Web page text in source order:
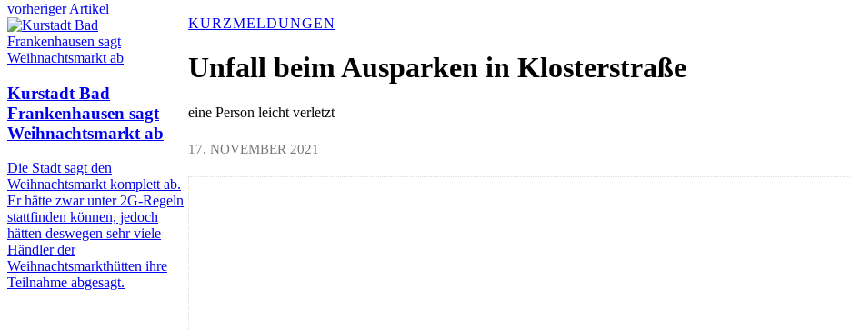
vorheriger Artikel
Kurstadt Bad
Frankenhausen sagt
Weihnachtsmarkt ab
Die Stadt sagt den
Weihnachtsmarkt komplett ab.
Er hätte zwar unter 2G-Regeln
stattfinden können, jedoch
hätten deswegen sehr viele
Händler der
Weihnachtsmarkthütten ihre
Teilnahme abgesagt.
KURZMELDUNGEN
Unfall beim Ausparken in Klosterstraße
eine Person leicht verletzt
17. NOVEMBER 2021